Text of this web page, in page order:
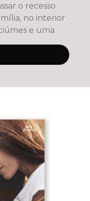
o recesso
no interior
e uma